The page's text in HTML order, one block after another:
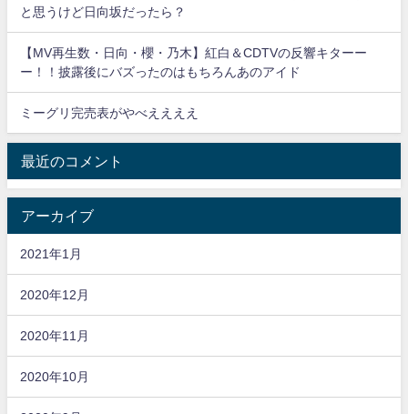
と思うけど日向坂だったら？
【MV再生数・日向・櫻・乃木】紅白＆CDTVの反響キターー
ー！！披露後にバズったのはもちろんあのアイド
ミーグリ完売表がやべええええ
最近のコメント
アーカイブ
2021年1月
2020年12月
2020年11月
2020年10月